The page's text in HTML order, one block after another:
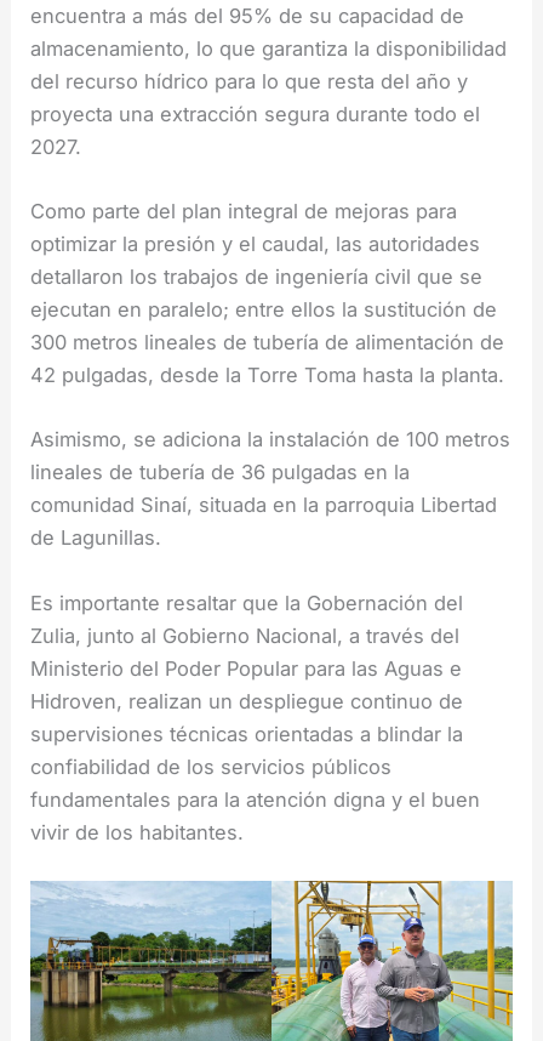
encuentra a más del 95% de su capacidad de
almacenamiento, lo que garantiza la disponibilidad
del recurso hídrico para lo que resta del año y
proyecta una extracción segura durante todo el
2027.
Como parte del plan integral de mejoras para
optimizar la presión y el caudal, las autoridades
detallaron los trabajos de ingeniería civil que se
ejecutan en paralelo; entre ellos la sustitución de
300 metros lineales de tubería de alimentación de
42 pulgadas, desde la Torre Toma hasta la planta.
Asimismo, se adiciona la instalación de 100 metros
lineales de tubería de 36 pulgadas en la
comunidad Sinaí, situada en la parroquia Libertad
de Lagunillas.
Es importante resaltar que la Gobernación del
Zulia, junto al Gobierno Nacional, a través del
Ministerio del Poder Popular para las Aguas e
Hidroven, realizan un despliegue continuo de
supervisiones técnicas orientadas a blindar la
confiabilidad de los servicios públicos
fundamentales para la atención digna y el buen
vivir de los habitantes.